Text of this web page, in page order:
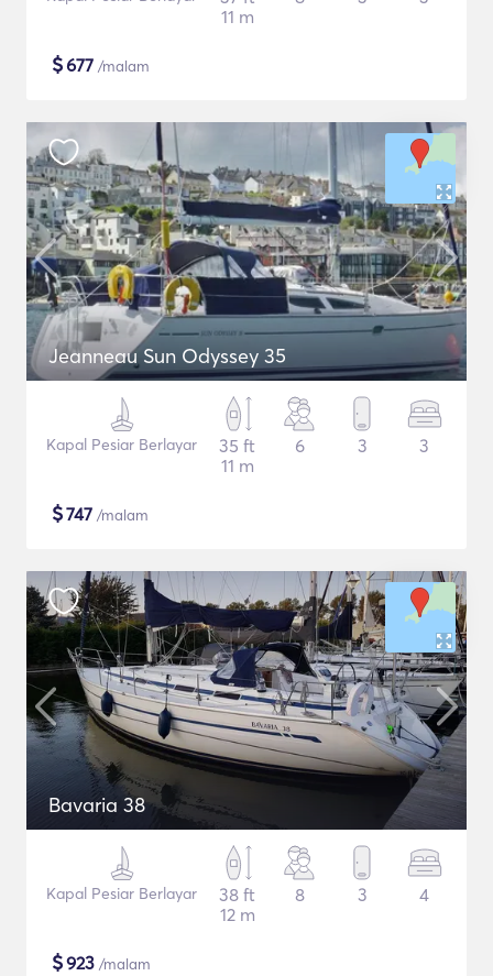
11 m
$677 /malam
Jeanneau Sun Odyssey 35
Kapal Pesiar Berlayar
35 ft
11 m
6 3 3
$747 /malam
Bavaria 38
Kapal Pesiar Berlayar
38 ft
12 m
8 3 4
$923 /malam